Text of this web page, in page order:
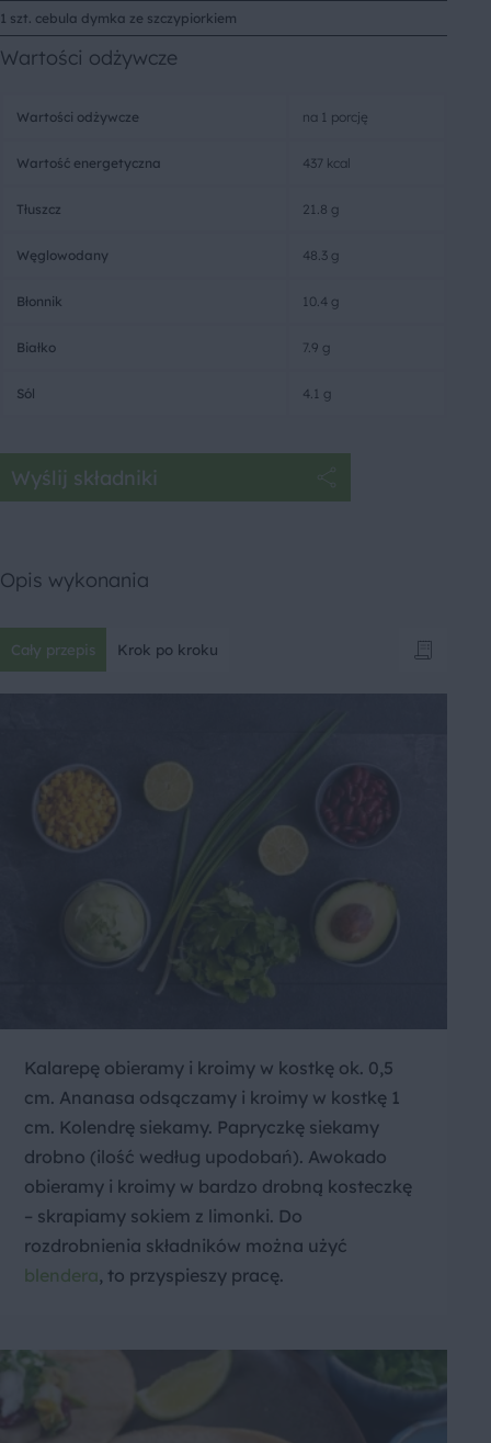
1 szt. cebula dymka ze szczypiorkiem
Wartości odżywcze
Wartości odżywcze na 1 porcję
Wartość energetyczna 437 kcal
Tłuszcz 21.8 g
Węglowodany 48.3 g
Błonnik 10.4 g
Białko 7.9 g
Sól 4.1 g
Wyślij składniki
Opis wykonania
Cały przepis Krok po kroku
Kalarepę obieramy i kroimy w kostkę ok. 0,5
cm. Ananasa odsączamy i kroimy w kostkę 1
cm. Kolendrę siekamy. Papryczkę siekamy
drobno (ilość według upodobań). Awokado
obieramy i kroimy w bardzo drobną kosteczkę
– skrapiamy sokiem z limonki. Do
rozdrobnienia składników można użyć
blendera, to przyspieszy pracę.